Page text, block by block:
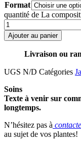
Format
quantité de La
Ajouter au panier
Livraison ou
UGS N/D Catégories
Soins
Texte à venir sur
longtemps.
N’hésitez pas à
au sujet de vos plantes!